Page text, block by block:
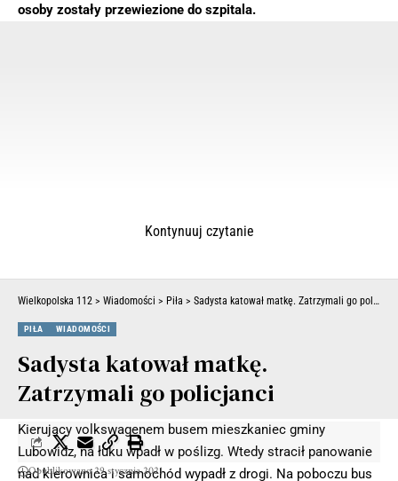
osoby zostały przewiezione do szpitala.
Kierujący volkswagenem busem mieszkaniec gminy
Lubowidz, na łuku wpadł w poślizg. Wtedy stracił panowanie
nad kierownica i samochód wypadł z drogi. Na poboczu bus
Kontynuuj czytanie
Wielkopolska 112 > Wiadomości > Piła > Sadysta katował matkę. Zatrzymali go policjanci
PIŁA WIADOMOŚCI
Sadysta katował matkę.
Zatrzymali go policjanci
Opublikowano 29 stycznia 2021